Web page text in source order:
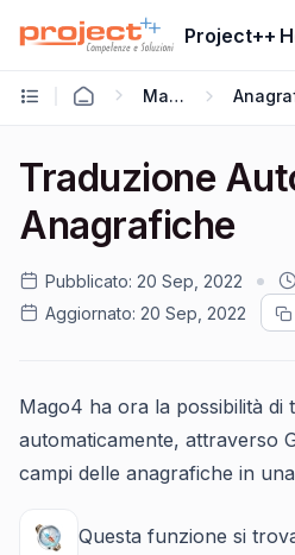
Project++
Mago4
Traduzione
Anagrafiche
Pubblicato: 20 Sep, 2022
Aggiornato: 20 Sep, 2022
Mago4 ha ora la possibilità di
automaticamente, attraverso
campi delle anagrafiche in
Questa funzione si